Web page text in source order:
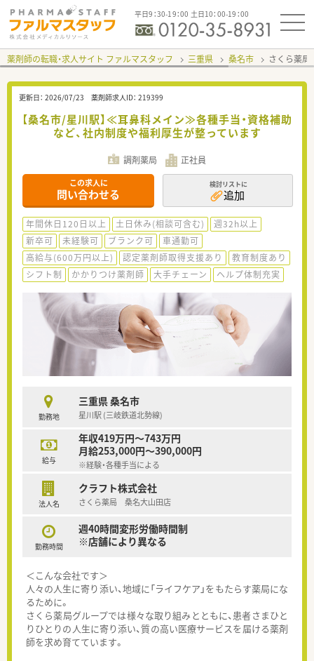
平日9：30-19：00 土日10：00-19：00
薬剤師の転職・求人サイト ファルマスタッフ 三重県 桑名市 さくら薬
更新日： 2026/07/23 薬剤師求人ID： 219399
【桑名市/星川駅】≪耳鼻科メイン≫各種手当・資格補助
など、社内制度や福利厚生が整っています
調剤薬局 正社員
この求人に
問い合わせる
検討リストに
追加
年間休日120日以上 土日休み(相談可含む)
週32h以上
新卒可
未経験可 ブランク可
車通勤可
高給与(600万円以上)
認定薬剤師取得支援あり
教育制度あり
シフト制
かかりつけ薬剤師 大手チェーン ヘルプ体制充実
勤務地
三重県 桑名市
星川駅 (三岐鉄道北勢線)
給与
年収419万円～743万円
月給253,000円～390,000円
※経験・各種手当による
法人名
クラフト株式会社
さくら薬局 桑名大山田店
勤務時間
週40時間変形労働時間制
※店舗により異なる
＜こんな会社です＞
人々の人生に寄り添い、地域に「ライフケア」をもたらす薬局にな
るために。
さくら薬局グループでは様々な取り組みとともに、患者さまひと
りひとりの人生に寄り添い、質の高い医療サービスを届ける薬剤
師を求め育てています。